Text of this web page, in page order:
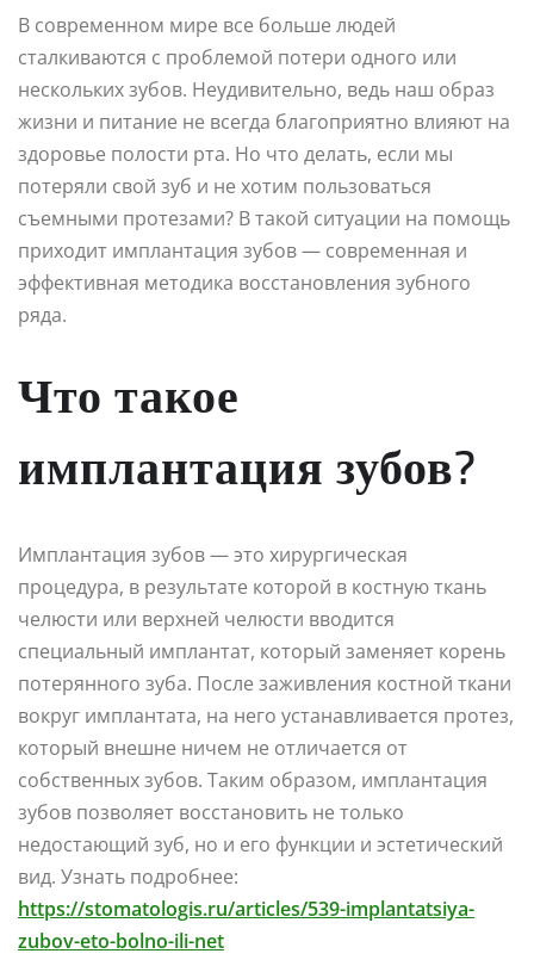
В современном мире все больше людей
сталкиваются с проблемой потери одного или
нескольких зубов. Неудивительно, ведь наш образ
жизни и питание не всегда благоприятно влияют на
здоровье полости рта. Но что делать, если мы
потеряли свой зуб и не хотим пользоваться
съемными протезами? В такой ситуации на помощь
приходит имплантация зубов — современная и
эффективная методика восстановления зубного
ряда.
Что такое
имплантация зубов?
Имплантация зубов — это хирургическая
процедура, в результате которой в костную ткань
челюсти или верхней челюсти вводится
специальный имплантат, который заменяет корень
потерянного зуба. После заживления костной ткани
вокруг имплантата, на него устанавливается протез,
который внешне ничем не отличается от
собственных зубов. Таким образом, имплантация
зубов позволяет восстановить не только
недостающий зуб, но и его функции и эстетический
вид. Узнать подробнее:
https://stomatologis.ru/articles/539-implantatsiya-
zubov-eto-bolno-ili-net